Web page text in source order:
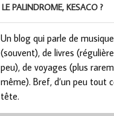
LE PALINDROME, KESACO ?
Un blog qui parle de
(souvent), de livres
peu), de voyages (plus
même). Bref, d’un peu tout
tête.